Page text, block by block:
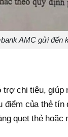
gửi đến
chi tiêu,
của thẻ tín
quẹt thẻ hoặc